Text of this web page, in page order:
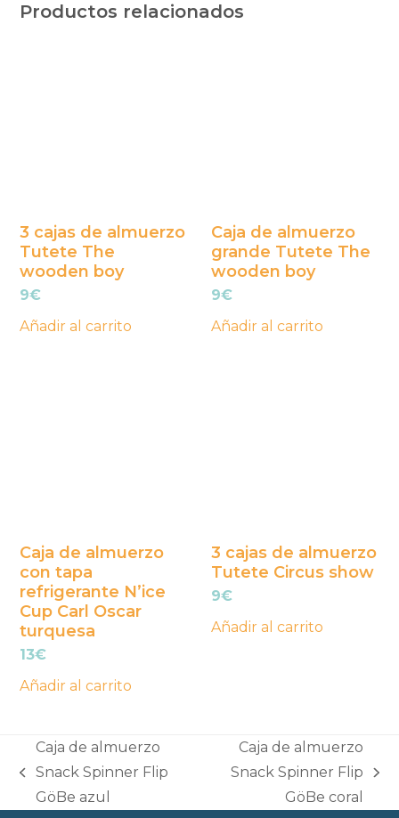
Productos relacionados
3 cajas de almuerzo
Tutete The
wooden boy
9€
Añadir al carrito
Caja de almuerzo
grande Tutete The
wooden boy
9€
Añadir al carrito
Caja de almuerzo
con tapa
refrigerante N’ice
Cup Carl Oscar
turquesa
13€
Añadir al carrito
3 cajas de almuerzo
Tutete Circus show
9€
Añadir al carrito
previous
post:
Caja de almuerzo
Snack Spinner Flip
GöBe azul
post:
Caja de almuerzo
Snack Spinner Flip
GöBe coral